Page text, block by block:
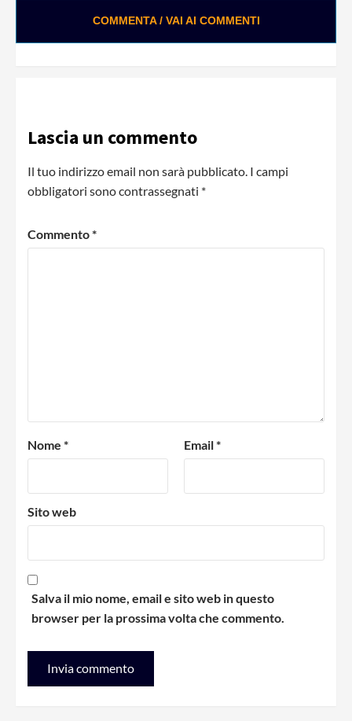
COMMENTA / VAI AI COMMENTI
Lascia un commento
Il tuo indirizzo email non sarà pubblicato. I campi
obbligatori sono contrassegnati *
Commento*
Nome * Email*
Sito web
Salva il mio nome, email e sito web in questo
browser per la prossima volta che commento.